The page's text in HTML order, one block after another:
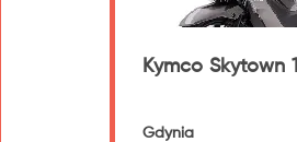
Kymco Skytown
Gdynia